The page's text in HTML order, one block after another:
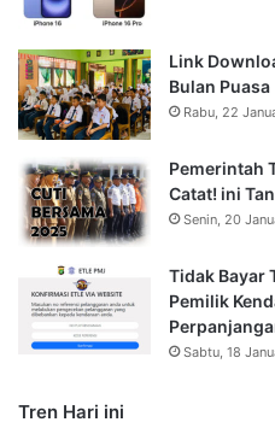
Link
Bulan Puasa
Rabu, 22
Pemerintah
Catat! ini
Senin, 20
Tidak Bayar
Pemilik
Sabtu, 18
Tren Hari ini